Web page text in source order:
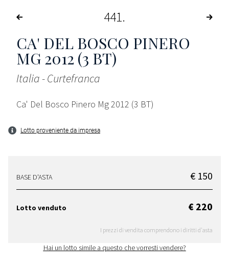
441
CA' DEL BOSCO PINERO
MG 2012 (3 BT)
Italia - Curtefranca
Ca' Del Bosco Pinero Mg 2012 (3 BT)
Lotto proveniente da impresa
BASE D'ASTA € 150
Lotto venduto € 220
I prezzi di vendita comprendono i diritti d'asta
Hai un lotto simile a questo che vorresti vendere?